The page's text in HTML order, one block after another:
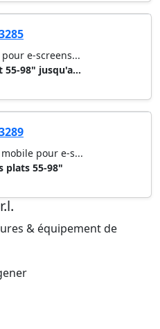
e-screens...
55-98" jusqu'a...
pour e-s...
plats 55-98"
& équipement de